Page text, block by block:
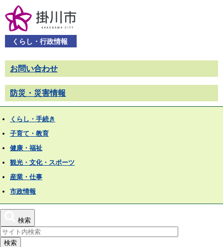
くらし・行政情報
お問い合わせ
防災・災害情報
くらし・手続き
子育て・教育
健康・福祉
観光・文化・スポーツ
産業・仕事
市政情報
検索
検索